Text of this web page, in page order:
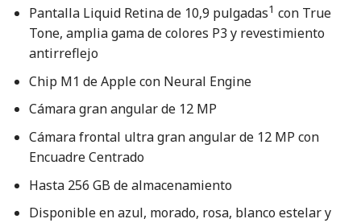
Pantalla Liquid Retina de 10,9 pulgadas1 con True
Tone, amplia gama de colores P3 y revestimiento
antirreflejo
Chip M1 de Apple con Neural Engine
Cámara gran angular de 12 MP
Cámara frontal ultra gran angular de 12 MP con
Encuadre Centrado
Hasta 256 GB de almacenamiento
Disponible en azul, morado, rosa, blanco estelar y